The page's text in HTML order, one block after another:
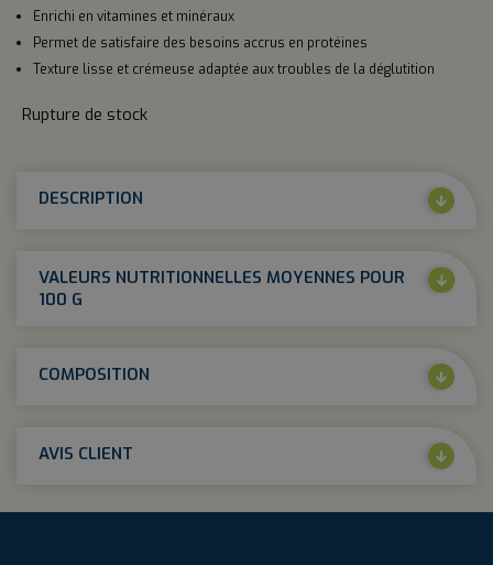
Enrichi en vitamines et minéraux
Permet de satisfaire des besoins accrus en protéines
Texture lisse et crémeuse adaptée aux troubles de la déglutition
Rupture de stock
DESCRIPTION
VALEURS NUTRITIONNELLES MOYENNES POUR
100 G
COMPOSITION
AVIS CLIENT